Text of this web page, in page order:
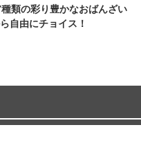
類の彩り豊かなおばんざい
自由にチョイス！